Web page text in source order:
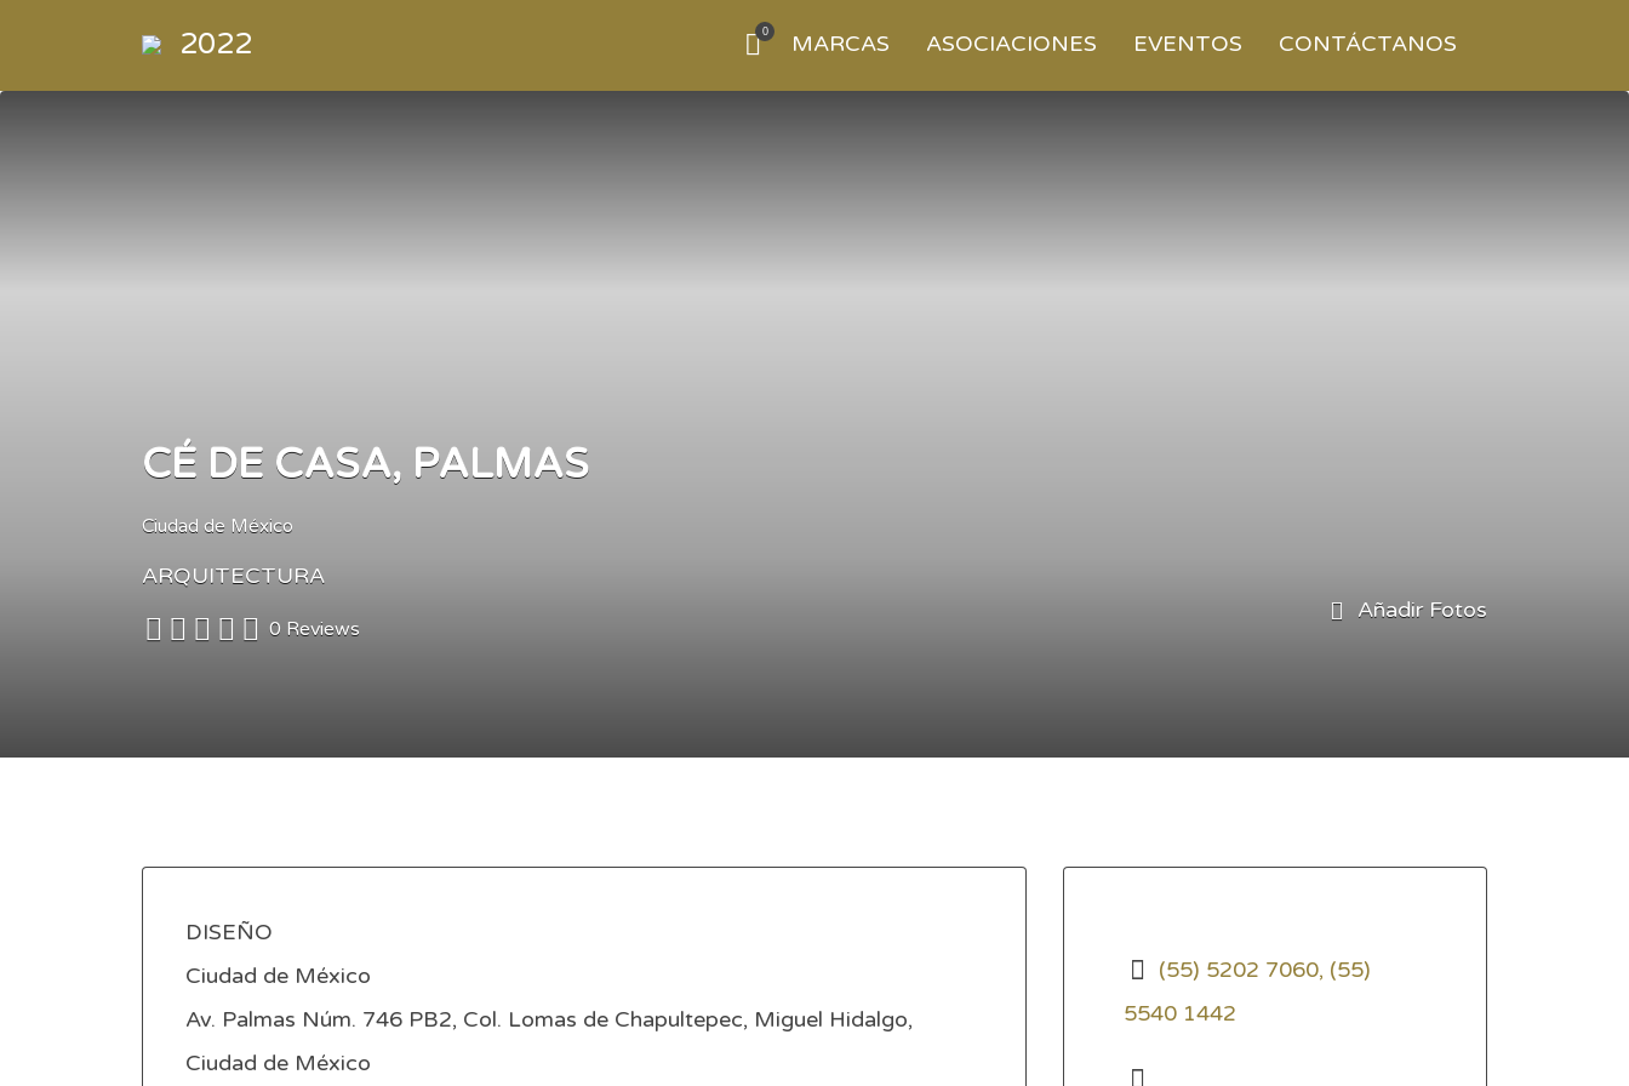
2022 0 MARCAS ASOCIACIONES EVENTOS CONTÁCTANOS
Buscar
por:
CÉ DE CASA, PALMAS
Ciudad de México
ARQUITECTURA
0 Reviews
Añadir Fotos
DISEÑO
Ciudad de México
Av. Palmas Núm. 746 PB2, Col. Lomas de Chapultepec, Miguel Hidalgo,
Ciudad de México
(55) 5202 7060, (55)
5540 1442